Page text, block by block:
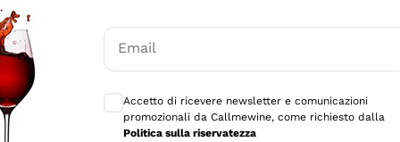
diversi e con un ampio range di prezzo. Le
Email
Accetto di ricevere newsletter e comunicazioni
promozionali da Callmewine, come richiesto dalla
Politica sulla riservatezza